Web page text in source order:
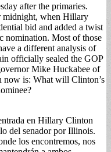
after the primaries.
midnight, when Hillary
bid and added a twist
nomination. Most of those
a different analysis of
officially sealed the GOP
Mike Huckabee of
now is: What will Clinton’s
en Hillary Clinton
del senador por Illinois.
los encontremos, nos